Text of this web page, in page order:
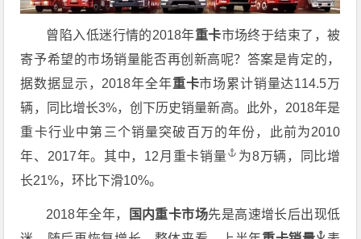
曾陷入低迷行情的2018年重卡市场终于结束了，被
寄予希望的市场销量能否再创新高呢？答案是肯定的，
据数据显示，2018年全年重卡市场累计销量达114.5万
辆，同比增长3%，创下历史销量新高。此外，2018年是
重卡行业中第三个销量突破百万的年份，此前为2010
年、2017年。其中，12月 重卡销量
为8万辆，同比增
长21%，环比下滑10%。
2018年全年， 国内重卡市场先是高速增长后出现低